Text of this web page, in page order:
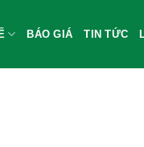
BÁO GIÁ TIN TỨC